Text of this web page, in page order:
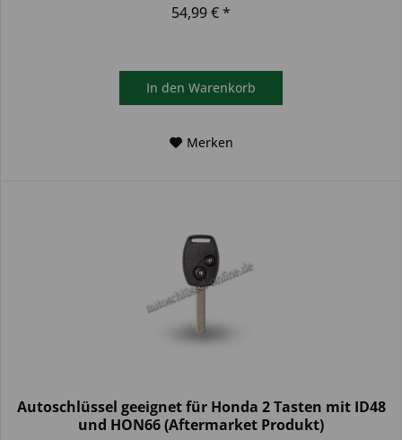
54,99 € *
In den Warenkorb
Merken
Autoschlüssel geeignet für Honda 2 Tasten mit ID48
und HON66 (Aftermarket Produkt)